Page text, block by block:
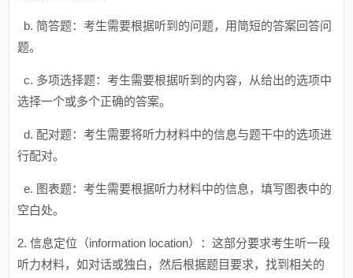
b. 简答题：考生需要根据听到的问题，用简短的答案回答问
题。
c. 多项选择题：考生需要根据听到的内容，从给出的选项中
选择一个或多个正确的答案。
d. 配对题：考生需要将听力材料中的信息与题干中的选项进
行配对。
e. 图表题：考生需要根据听力材料中的信息，填写图表中的
空白处。
2. 信息定位（information location）：这部分要求考生听一段
听力材料，如对话或独白，然后根据题目要求，找到相关的